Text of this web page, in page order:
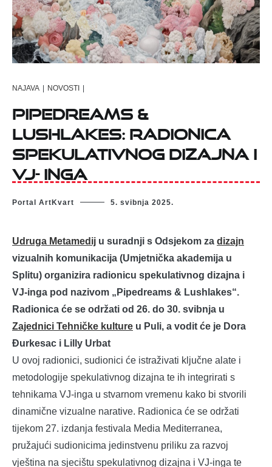
NAJAVA | NOVOSTI |
Pipedreams &
Lushlakes: Radionica
Spekulativnog Dizajna i
VJ- inga
Portal ArtKvart 5. svibnja 2025.
Udruga Metamedij u suradnji s Odsjekom za dizajn
vizualnih komunikacija (Umjetnička akademija u
Splitu) organizira radionicu spekulativnog dizajna i
VJ-inga pod nazivom „Pipedreams & Lushlakes“.
Radionica će se održati od 26. do 30. svibnja u
Zajednici Tehničke kulture u Puli, a vodit će je Dora
Đurkesac i Lilly Urbat
U ovoj radionici, sudionici će istraživati ključne alate i
metodologije spekulativnog dizajna te ih integrirati s
tehnikama VJ-inga u stvarnom vremenu kako bi stvorili
dinamične vizualne narative. Radionica će se održati
tijekom 27. izdanja festivala Media Mediterranea,
pružajući sudionicima jedinstvenu priliku za razvoj
vještina na sjecištu spekulativnog dizajna i VJ-inga te